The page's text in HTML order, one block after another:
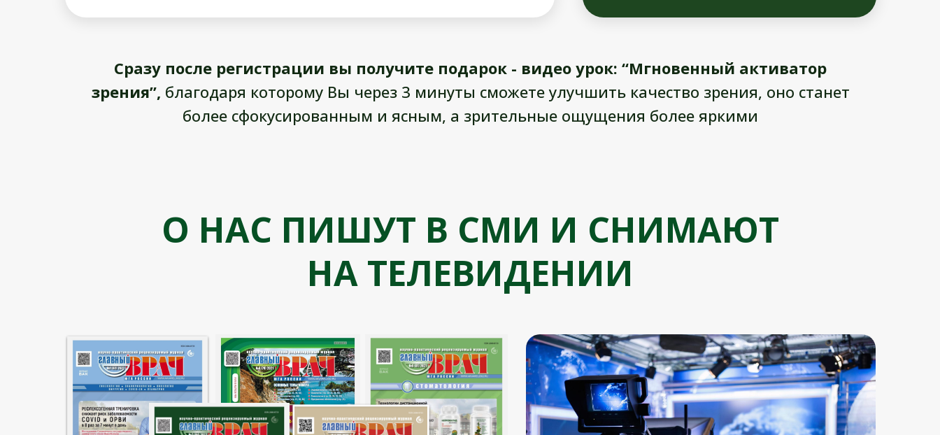
Сразу после регистрации вы получите подарок - видео урок: “Мгновенный активатор
зрения”, благодаря которому Вы через 3 минуты сможете улучшить качество зрения, оно станет
более сфокусированным и ясным, а зрительные ощущения более яркими
О НАС ПИШУТ В СМИ И СНИМАЮТ
НА ТЕЛЕВИДЕНИИ